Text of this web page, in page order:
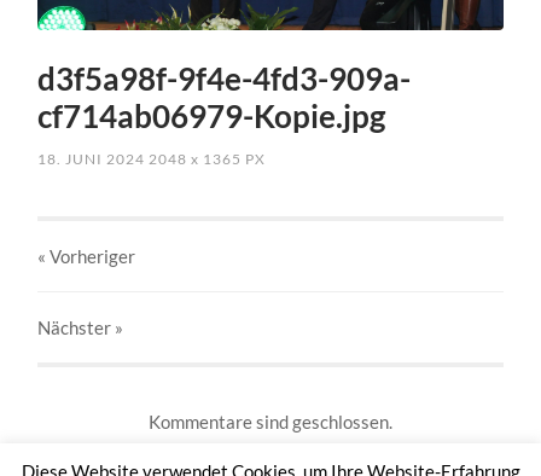
d3f5a98f-9f4e-4fd3-909a-
cf714ab06979-Kopie.jpg
18. JUNI 2024 2048x 1365 PX
« Vorheriger
Nächster »
Kommentare sind geschlossen.
Diese Website verwendet Cookies, um Ihre Website-Erfahrung